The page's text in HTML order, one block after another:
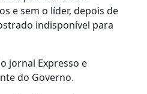
e sem o líder, depois de
indisponível para
jornal Expresso e
do Governo.